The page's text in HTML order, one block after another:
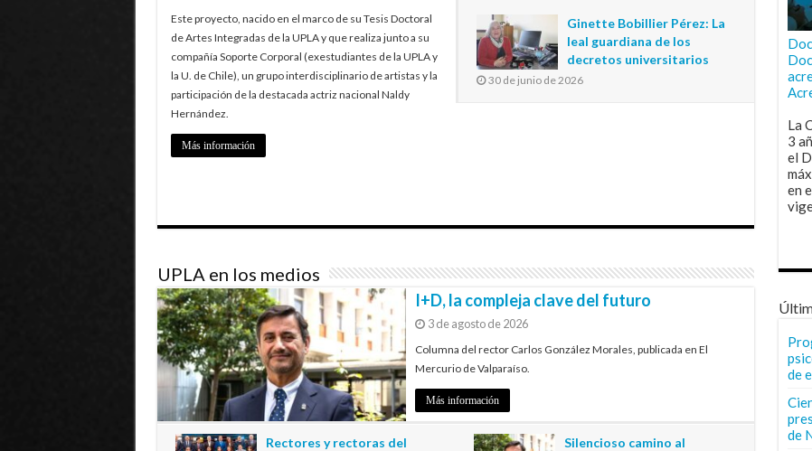
Este proyecto, nacido en el marco de su Tesis Doctoral
de Artes Integradas de la UPLA y que realiza junto a su
compañía Soporte Corporal (exestudiantes de la UPLA y
la U. de Chile), un grupo interdisciplinario de artistas y la
participación de la destacada actriz nacional Naldy
Hernández.
Más información
Ginette Bobillier Pérez: La
leal guardiana de los
decretos universitarios
30 de junio de 2026
UPLA en los medios
I+D, la compleja clave del futuro
3 de agosto de 2026
Columna del rector Carlos González Morales, publicada en El
Mercurio de Valparaíso.
Más información
Rectores y rectoras del
Silencioso camino al
La
3
el
en
de
de